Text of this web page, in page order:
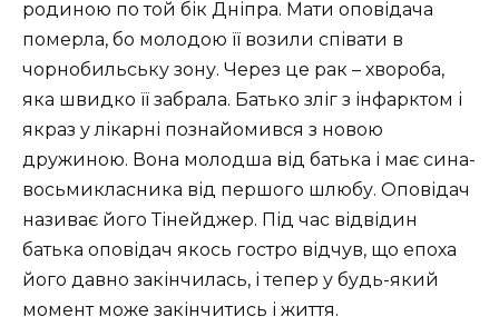
родиною по той бік Дніпра. Мати оповідача
померла, бо молодою її возили співати в
чорнобильську зону. Через це рак – хвороба,
яка швидко її забрала. Батько зліг з інфарктом і
якраз у лікарні познайомився з новою
дружиною. Вона молодша від батька і має сина-
восьмикласника від першого шлюбу. Оповідач
називає його Тінейджер. Під час відвідин
батька оповідач якось гостро відчув, що епоха
його давно закінчилась, і тепер у будь-який
момент може закінчитись і життя.